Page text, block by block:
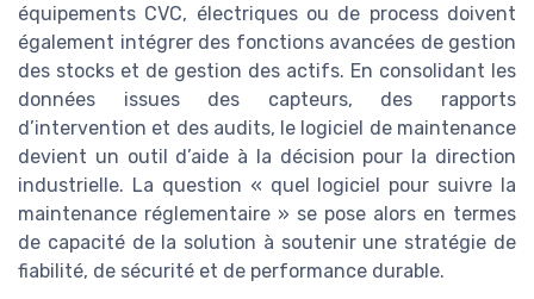
équipements CVC, électriques ou de process doivent
également intégrer des fonctions avancées de gestion
des stocks et de gestion des actifs. En consolidant les
données issues des capteurs, des rapports
d’intervention et des audits, le logiciel de maintenance
devient un outil d’aide à la décision pour la direction
industrielle. La question « quel logiciel pour suivre la
maintenance réglementaire » se pose alors en termes
de capacité de la solution à soutenir une stratégie de
fiabilité, de sécurité et de performance durable.